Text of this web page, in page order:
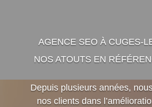
AGENCE SEO À CUGES-
NOS ATOUTS EN
Depuis plusieurs années,
nos clients dans